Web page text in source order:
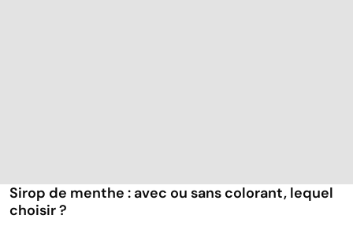
Sirop de menthe : avec ou sans colorant, lequel
choisir ?